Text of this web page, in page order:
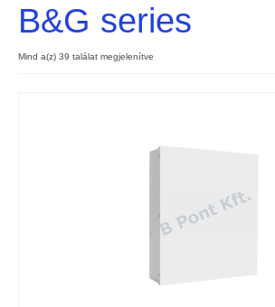
B&G series
Mind a(z) 39 találat megjelenítve